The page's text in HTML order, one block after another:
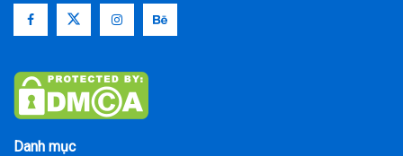
Danh mục